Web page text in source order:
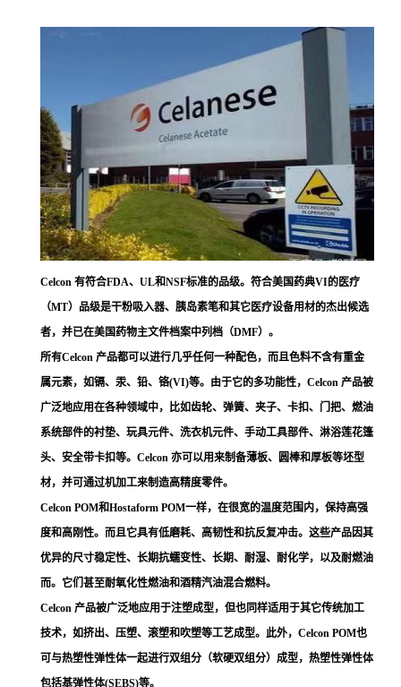
Celcon 有符合FDA、UL和NSF标准的品级。符合美国药典VI的医疗
（MT）品级是干粉吸入器、胰岛素笔和其它医疗设备用材的杰出候选
者，并已在美国药物主文件档案中列档（DMF）。
所有Celcon 产品都可以进行几乎任何一种配色，而且色料不含有重金
属元素，如镉、汞、铅、铬(VI)等。由于它的多功能性，Celcon 产品被
广泛地应用在各种领域中，比如齿轮、弹簧、夹子、卡扣、门把、燃油
系统部件的衬垫、玩具元件、洗衣机元件、手动工具部件、淋浴莲花篷
头、安全带卡扣等。Celcon 亦可以用来制备薄板、圆棒和厚板等坯型
材，并可通过机加工来制造高精度零件。
Celcon POM和Hostaform POM一样，在很宽的温度范围内，保持高强
度和高刚性。而且它具有低磨耗、高韧性和抗反复冲击。这些产品因其
优异的尺寸稳定性、长期抗蠕变性、长期、耐湿、耐化学，以及耐燃油
而。它们甚至耐氧化性燃油和酒精汽油混合燃料。
Celcon 产品被广泛地应用于注塑成型，但也同样适用于其它传统加工
技术，如挤出、压塑、滚塑和吹塑等工艺成型。此外，Celcon POM也
可与热塑性弹性体一起进行双组分（软硬双组分）成型，热塑性弹性体
包括基弹性体(SEBS)等。